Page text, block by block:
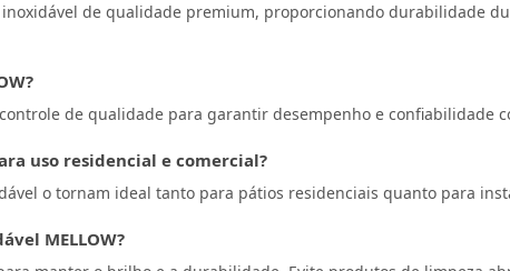
inoxidável de qualidade premium, proporcionando durabilidade
de qualidade para garantir desempenho e confiabilidade
uso residencial e comercial?
o tornam ideal tanto para pátios residenciais quanto para
MELLOW?